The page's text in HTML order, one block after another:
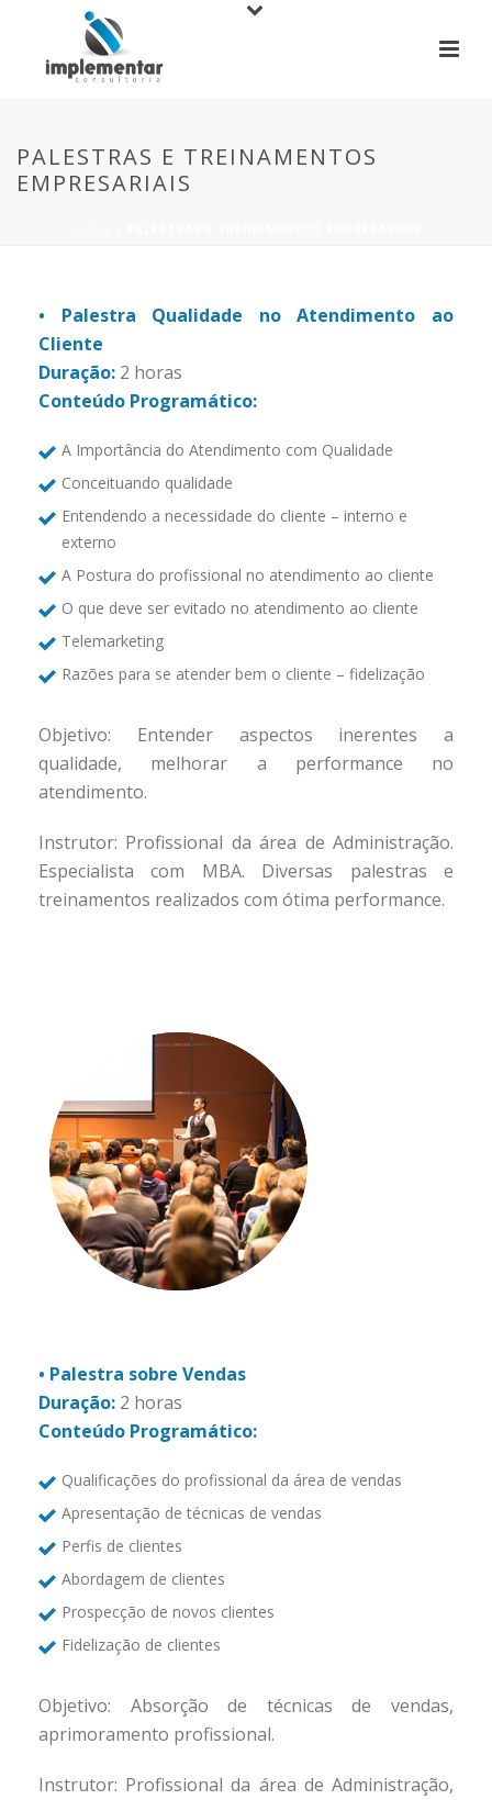
PALESTRAS E TREINAMENTOS
EMPRESARIAIS
• Palestra Qualidade no Atendimento ao
Cliente
Duração: 2 horas
Conteúdo Programático:
A Importância do Atendimento com Qualidade
Conceituando qualidade
Entendendo a necessidade do cliente – interno e
externo
A Postura do profissional no atendimento ao cliente
O que deve ser evitado no atendimento ao cliente
Telemarketing
Razões para se atender bem o cliente – fidelização
Objetivo: Entender aspectos inerentes a
qualidade, melhorar a performance no
atendimento.
Instrutor: Profissional da área de Administração.
Especialista com MBA. Diversas palestras e
treinamentos realizados com ótima performance.
• Palestra sobre Vendas
Duração: 2 horas
Conteúdo Programático:
Qualificações do profissional da área de vendas
Apresentação de técnicas de vendas
Perfis de clientes
Abordagem de clientes
Prospecção de novos clientes
Fidelização de clientes
Objetivo: Absorção de técnicas de vendas,
aprimoramento profissional.
Instrutor: Profissional da área de Administração,